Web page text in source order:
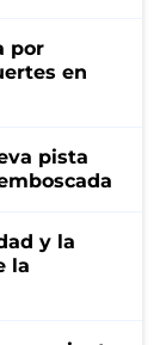
por
en
pista
y la
la